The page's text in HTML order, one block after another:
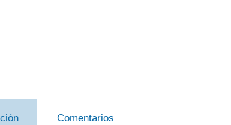
Comentarios